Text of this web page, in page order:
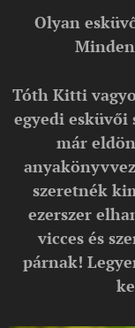
Olyan
Tóth Kitti
egyedi
már
szeretnék
ezerszer
vicces és
párnak!